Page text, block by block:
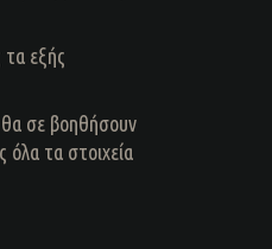
εξής
σε βοηθήσουν
όλα τα στοιχεία